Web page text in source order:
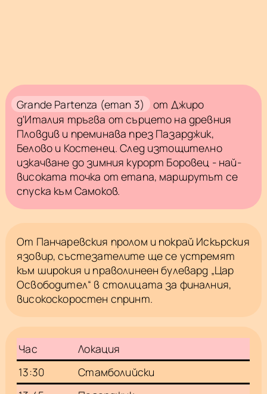
Grande Partenza (етап 3)
от Джиро
д'Италия тръгва от сърцето на древния
Пловдив и преминава през Пазарджик,
Белово и Костенец. След изтощително
изкачване до зимния курорт Боровец - най-
високата точка от етапа, маршрутът се
спуска към Самоков.
От Панчаревския пролом и покрай Искърския
язовир, състезателите ще се устремят
към широкия и праволинеен булевард „Цар
Освободител“ в столицата за финалния,
високоскоростен спринт.
Час
Локация
13:30
Стамболийски